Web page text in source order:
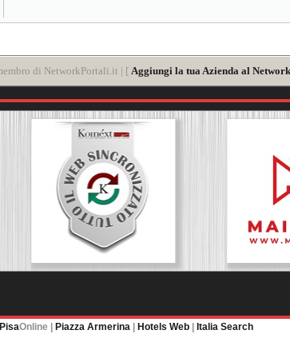
di NetworkPortali.it | [ Aggiungi la tua Azienda al
PisaOnline | Piazza Armerina| Hotels Web| Italia Search